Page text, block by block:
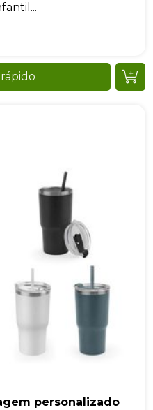
personalizado